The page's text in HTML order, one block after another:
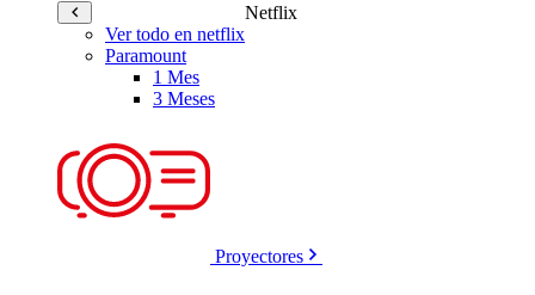
Netflix
Ver todo en netflix
Paramount
1 Mes
3 Meses
Proyectores